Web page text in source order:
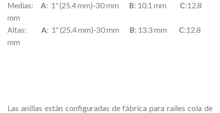
Medias: A: 1″ (25.4 mm)-30 mm B: 10.1 mm C:12.8
mm
Altas: A: 1″ (25.4 mm)-30 mm B: 13.3 mm C:12.8
mm
Las anillas están configuradas de fábrica para raíles cola de